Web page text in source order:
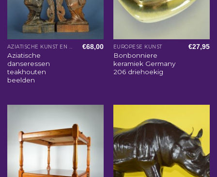
AZIATISCHE KUNST EN WOONACCESSOIRES
Aziatische
danseressen
teakhouten
beelden
€68,00 EUROPESE KUNST
Bonbonniere
keramiek Germany
206 driehoekig
€27,95